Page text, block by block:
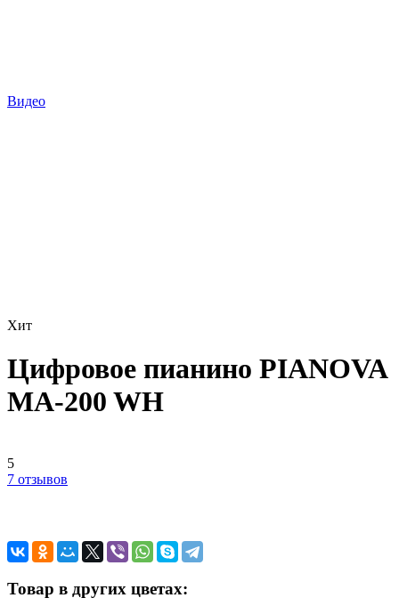
Видео
Хит
Цифровое пианино PIANOVA
MA-200 WH
5
7 отзывов
Товар в других цветах: